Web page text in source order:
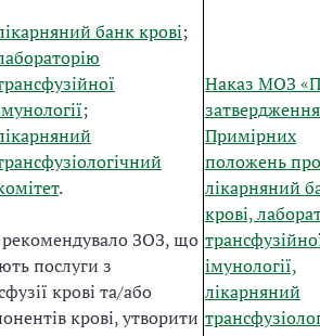
банк крові;
;
.
ЗОЗ, що
послуги з
крові та/або
крові, утворити
Наказ МОЗ
затвердження
Примірних
положень про
лікарняний
крові,
імунології,
лікарняний